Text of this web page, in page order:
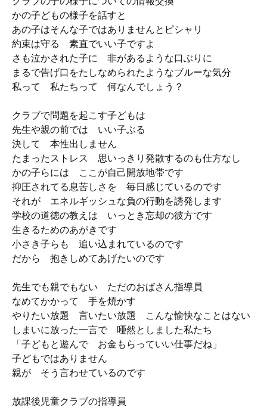
かの子どもの様子を話すと
あの子はそんな子ではありませんとピシャリ
約束は守る 素直でいい子ですよ
さも泣かされた子に 非があるような口ぶりに
まるで告げ口をたしなめられたようなブルーな気分
私って 私たちって 何なんでしょう？
クラブで問題を起こす子どもは
先生や親の前では いい子ぶる
決して 本性出しません
たまったストレス 思いっきり発散するのも仕方なし
かの子らには ここが自己開放地帯です
抑圧されてる息苦しさを 毎日感じているのです
それが エネルギッシュな負の行動を誘発します
学校の道徳の教えは いっとき忘却の彼方です
生きるためのあがきです
小さき子らも 追い込まれているのです
だから 抱きしめてあげたいのです
先生でも親でもない ただのおばさん指導員
なめてかかって 手を焼かす
やりたい放題 言いたい放題 こんな愉快なことはない
しまいに放った一言で 唖然としました私たち
「子どもと遊んで お金もらっていい仕事だね」
子どもではありません
親が そう言わせているのです
放課後児童クラブの指導員